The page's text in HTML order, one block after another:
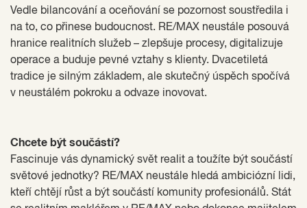
Vedle bilancování a oceňování se pozornost soustředila i
na to, co přinese budoucnost. RE/MAX neustále posouvá
hranice realitních služeb – zlepšuje procesy, digitalizuje
operace a buduje pevné vztahy s klienty. Dvacetiletá
tradice je silným základem, ale skutečný úspěch spočívá
v neustálém pokroku a odvaze inovovat.
Chcete být součástí?
Fascinuje vás dynamický svět realit a toužíte být součástí
světové jednotky? RE/MAX neustále hledá ambiciózní lidi,
kteří chtějí růst a být součástí komunity profesionálů. Stát